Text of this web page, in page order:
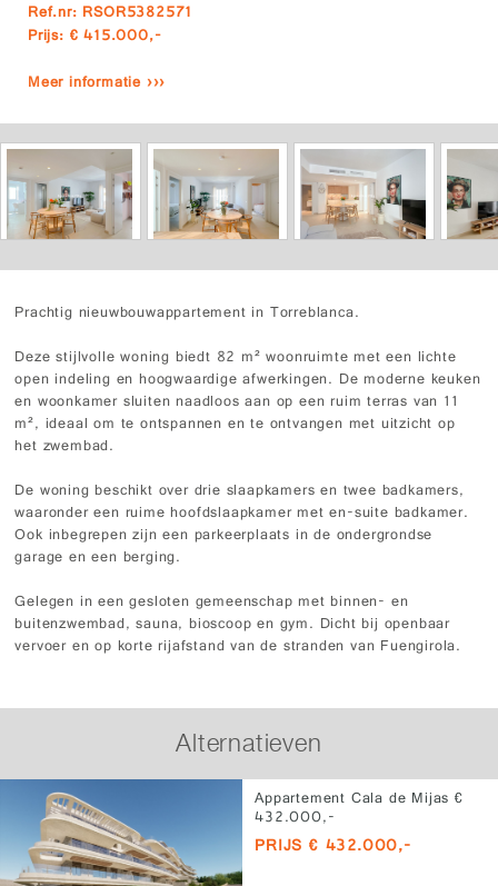
Ref.nr: RSOR5382571
Prijs: € 415.000,-
Meer informatie ›››
Prachtig nieuwbouwappartement in Torreblanca.
Deze stijlvolle woning biedt 82 m² woonruimte met een lichte
open indeling en hoogwaardige afwerkingen. De moderne keuken
en woonkamer sluiten naadloos aan op een ruim terras van 11
m², ideaal om te ontspannen en te ontvangen met uitzicht op
het zwembad.
De woning beschikt over drie slaapkamers en twee badkamers,
waaronder een ruime hoofdslaapkamer met en-suite badkamer.
Ook inbegrepen zijn een parkeerplaats in de ondergrondse
garage en een berging.
Gelegen in een gesloten gemeenschap met binnen- en
buitenzwembad, sauna, bioscoop en gym. Dicht bij openbaar
vervoer en op korte rijafstand van de stranden van Fuengirola.
Alternatieven
Appartement Cala de Mijas €
432.000,-
PRIJS € 432.000,-